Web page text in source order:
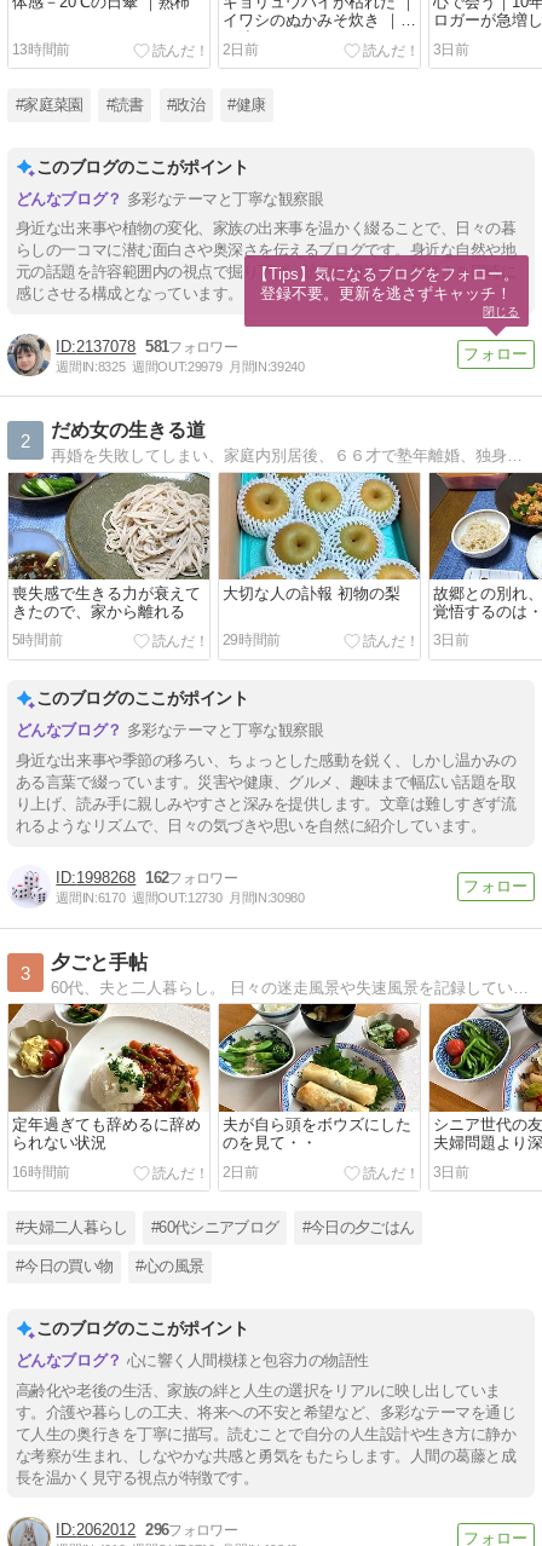
13時間前
イワシのぬかみそ炊き ｜気
が沈む
2日前
ロガーが急増
3日前
#家庭菜園 #読書 #政治 #健康
このブログのここがポイント
多彩なテーマと丁寧な観察眼
身近な出来事や植物の変化、家族の出来事を温かく綴ることで、日々の暮
らしの一コマに潜む面白さや奥深さを伝えるブログです。身近な自然や地
元の話題を許容範囲内の視点で掘り下げ、読者に身近さと新鮮さを同時に
感じさせる構成となっています。
2137078 581
週間IN:8325 週間OUT:29979 月間IN:39240
2
だめ女の生きる道
喪失感で生きる力が衰えて
きたので、家から離れる
5時間前
大切な人の訃報 初物の梨
29時間前
故郷との別れ
覚悟するのは
3日前
このブログのここがポイント
多彩なテーマと丁寧な観察眼
身近な出来事や季節の移ろい、ちょっとした感動を鋭く、しかし温かみの
ある言葉で綴っています。災害や健康、グルメ、趣味まで幅広い話題を取
り上げ、読み手に親しみやすさと深みを提供します。文章は難しすぎず流
れるようなリズムで、日々の気づきや思いを自然に紹介しています。
1998268 162
週間IN:6170 週間OUT:12730 月間IN:30980
3
夕ごと手帖
定年過ぎても辞めるに辞め
られない状況
16時間前
夫が自ら頭をボウズにした
のを見て・・
2日前
シニア世代の
夫婦問題より
は・・・
3日前
#夫婦二人暮らし #60代シニアブログ #今日の夕ごはん
#今日の買い物 #心の風景
このブログのここがポイント
心に響く人間模様と包容力の物語性
高齢化や老後の生活、家族の絆と人生の選択をリアルに映し出していま
す。介護や暮らしの工夫、将来への不安と希望など、多彩なテーマを通じ
て人生の奥行きを丁寧に描写。読むことで自分の人生設計や生き方に静か
な考察が生まれ、しなやかな共感と勇気をもたらします。人間の葛藤と成
長を温かく見守る視点が特徴です。
2062012 296
【Tips】気になるブログをフォロー。
登録不要。更新を逃さずキャッチ！
閉じる